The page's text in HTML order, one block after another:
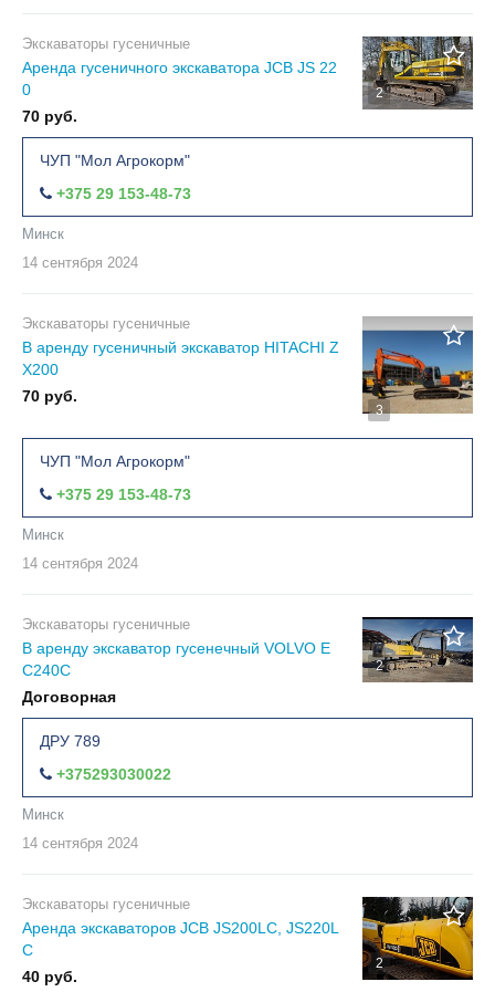
2
Экскаваторы гусеничные
Аренда гусеничного экскаватора JCB JS 22
0
70 руб.
ЧУП "Мол Агрокорм"
+375 29 153-48-73
Минск
14 сентября 2024
3
Экскаваторы гусеничные
В аренду гусеничный экскаватор HITACHI Z
X200
70 руб.
ЧУП "Мол Агрокорм"
+375 29 153-48-73
Минск
14 сентября 2024
2
Экскаваторы гусеничные
В аренду экскаватор гусенечный VOLVO E
C240C
Договорная
ДРУ 789
+375293030022
Минск
14 сентября 2024
2
Экскаваторы гусеничные
Аренда экскаваторов JCB JS200LC, JS220L
C
40 руб.